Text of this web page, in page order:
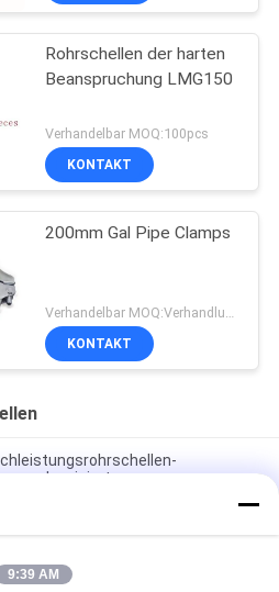
Rohrschellen der harten
Beanspruchung LMG150
Verhandelbar MOQ:100pcs
KONTAKT
200mm Gal Pipe Clamps
Verhandelbar MOQ:Verhandlung
KONTAKT
galvanisiert
Griff-Kragen-
Kragenklammer
die Griff-Kragen-
9:39 AM